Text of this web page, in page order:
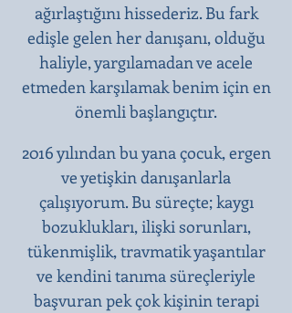
ağırlaştığını hissederiz. Bu fark
edişle gelen her danışanı, olduğu
haliyle, yargılamadan ve acele
etmeden karşılamak benim için en
önemli başlangıçtır.​
2016 yılından bu yana çocuk, ergen
ve yetişkin danışanlarla
çalışıyorum. Bu süreçte; kaygı
bozuklukları, ilişki sorunları,
tükenmişlik, travmatik yaşantılar
ve kendini tanıma süreçleriyle
başvuran pek çok kişinin terapi